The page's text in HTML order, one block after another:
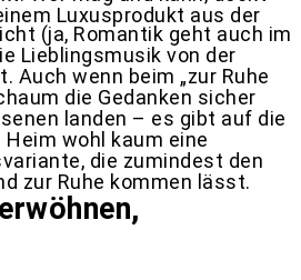
Luxusprodukt aus der
(ja, Romantik geht auch im
Lieblingsmusik von der
Auch wenn beim „zur Ruhe
die Gedanken sicher
landen – es gibt auf die
wohl kaum eine
die zumindest den
zur Ruhe kommen lässt.